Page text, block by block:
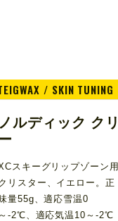
/ SKIN TUNING
ノルディック ク
スキーグリップゾーン用
リスター、イエロー。正
量55g、適応雪温0
～-2℃、適応気温10～-2℃